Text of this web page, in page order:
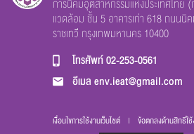
ส่งข้อความ ล้างข้อมูล
การนิคมอุตสาหกรรมแห่งประเทศไท
แวดล้อม ชั้น 5 อาคารเก่า 618 ถนนนิ
ราชเทวี กรุงเทพมหานคร 10400
โทรศัพท์02-253-0561
อีเมลenv.ieat@gmail.com
เงื่อนไขการใช้งานเว็บไซต์ | ข้อตกลงด้านสิทธิ์ใ